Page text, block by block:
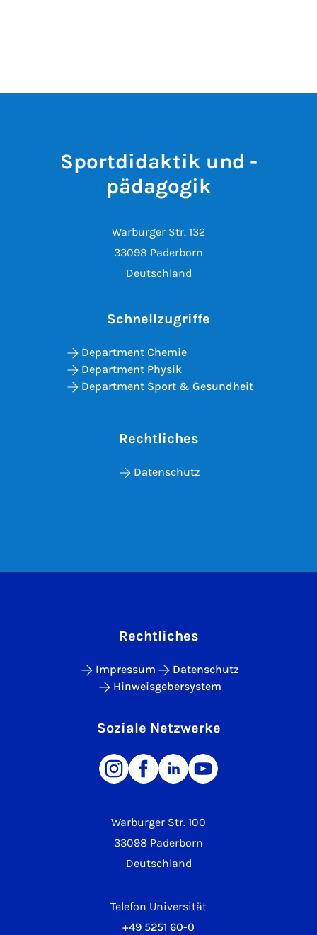
Sportdidaktik und -
pädagogik
Warburger Str. 132
33098 Paderborn
Deutschland
Schnellzugriffe
Department Chemie
Department Physik
Department Sport & Gesundheit
Rechtliches
Datenschutz
Warburger Str. 100
33098 Paderborn
Deutschland
Telefon Universität
+49 5251 60-0
Rechtliches
Impressum
Datenschutz
Hinweisgebersystem
Soziale Netzwerke